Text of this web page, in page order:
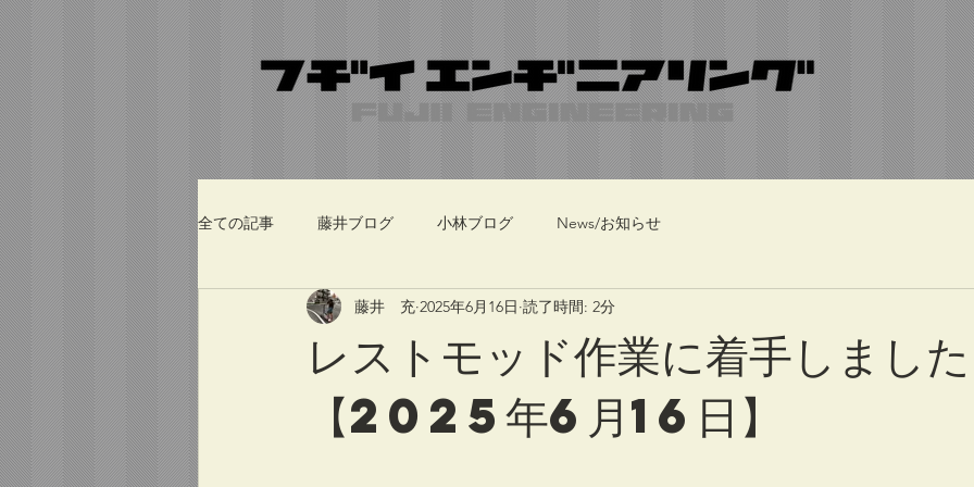
全ての記事 藤井ブログ 小林ブログ News/お知らせ
レストモッド作業に着手しまし
【2025年6月16日】
藤井 充 2025年6月16日 読了時間: 2分